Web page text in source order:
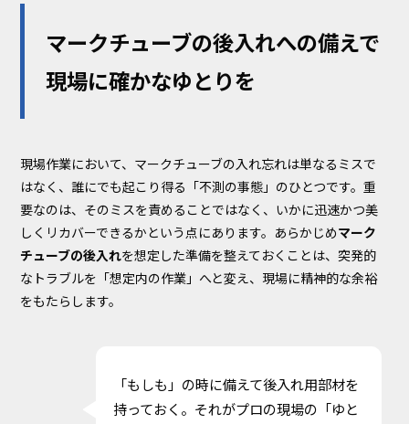
マークチューブの後入れへの備えで
現場に確かなゆとりを
現場作業において、マークチューブの入れ忘れは単なるミスで
はなく、誰にでも起こり得る「不測の事態」のひとつです。重
要なのは、そのミスを責めることではなく、いかに迅速かつ美
しくリカバーできるかという点にあります。あらかじめマーク
チューブの後入れを想定した準備を整えておくことは、突発的
なトラブルを「想定内の作業」へと変え、現場に精神的な余裕
をもたらします。
「もしも」の時に備えて後入れ用部材を
持っておく。それがプロの現場の「ゆと